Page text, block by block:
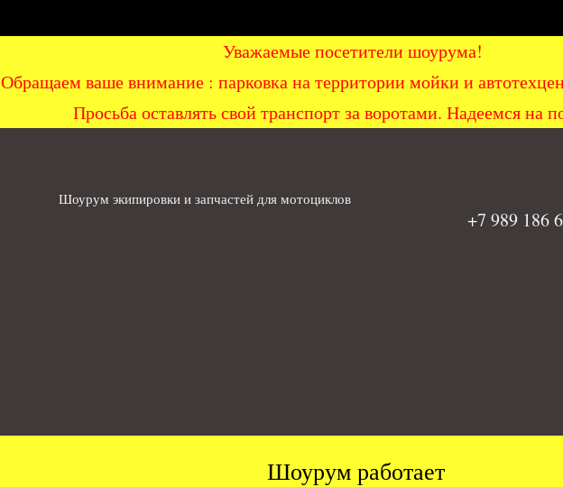
Уважаемые посетители шоурума!
Обращаем ваше внимание : парковка на территории мойки и
Просьба оставлять свой транспорт за воротами. Надеемся на
Шоурум экипировки и запчастей для мотоциклов
+7 989 186
Шоурум работает